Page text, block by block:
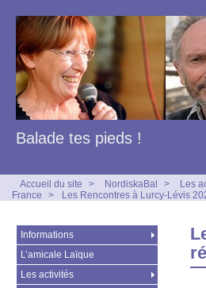
Balade tes pieds !
Accueil du site > NordiskaBal >
Les
France
> Les Rencontres à Lurcy-Lévis
Informations
L’amicale Laïque
Les activités